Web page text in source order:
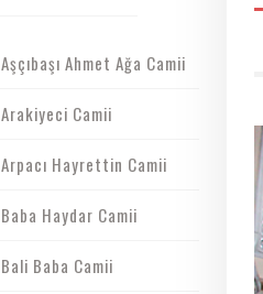
Aşçıbaşı Ahmet Ağa Camii
Arakiyeci Camii
Arpacı Hayrettin Camii
Baba Haydar Camii
Bali Baba Camii